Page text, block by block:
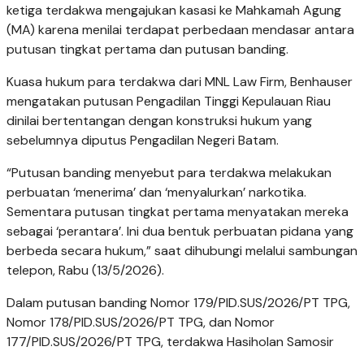
ketiga terdakwa mengajukan kasasi ke Mahkamah Agung
(MA) karena menilai terdapat perbedaan mendasar antara
putusan tingkat pertama dan putusan banding.
Kuasa hukum para terdakwa dari MNL Law Firm, Benhauser
mengatakan putusan Pengadilan Tinggi Kepulauan Riau
dinilai bertentangan dengan konstruksi hukum yang
sebelumnya diputus Pengadilan Negeri Batam.
“Putusan banding menyebut para terdakwa melakukan
perbuatan ‘menerima’ dan ‘menyalurkan’ narkotika.
Sementara putusan tingkat pertama menyatakan mereka
sebagai ‘perantara’. Ini dua bentuk perbuatan pidana yang
berbeda secara hukum,” saat dihubungi melalui sambungan
telepon, Rabu (13/5/2026).
Dalam putusan banding Nomor 179/PID.SUS/2026/PT TPG,
Nomor 178/PID.SUS/2026/PT TPG, dan Nomor
177/PID.SUS/2026/PT TPG, terdakwa Hasiholan Samosir